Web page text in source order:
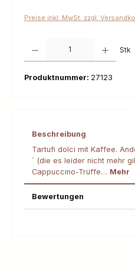
Preise inkl. MwSt. zzgl.
Stk
Produktnummer: 27123
Beschreibung
Tartufi dolci mit Kaffee.
´ (die es leider nicht mehr
Cappuccino-Trüffe… Mehr
Bewertungen